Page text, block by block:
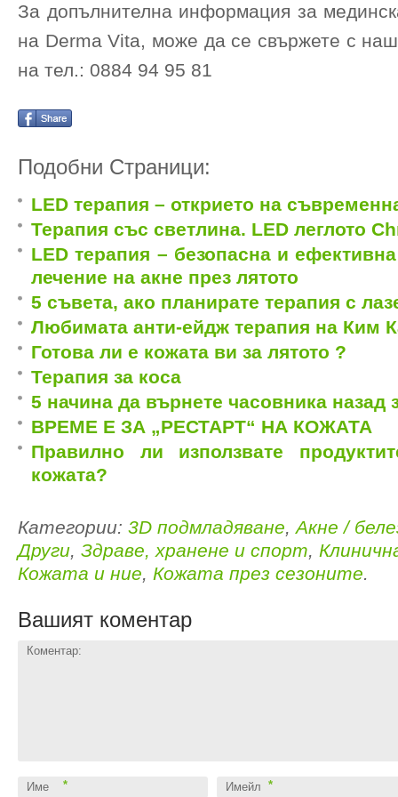
За допълнителна информация за
на Derma Vita, може да се свържете с
на тел.: 0884 94 95 81
Подобни Страници:
LED терапия – открието на
Терапия със светлина. LED леглото
LED терапия – безопасна и
лечение на акне през лятото
5 съвета, ако планирате терапия с
Любимата aнти-ейдж терапия на Ким
Готова ли е кожата ви за лятото ?
Терапия за коса
5 начина да върнете часовника назад
ВРЕМЕ Е ЗА „РЕСТАРТ“ НА КОЖАТА
Правилно ли използвате
кожата?
Категории: 3D подмладяване,Акне /
Други, Здраве, хранене и спорт,
Кожата и ние, Кожата през сезоните.
Вашият коментар
Коментар:
Име * Имейл *